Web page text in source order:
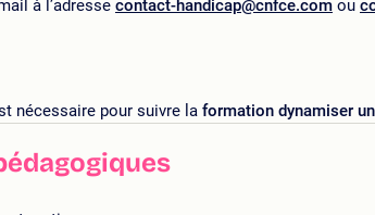
à l’adresse contact-handicap@cnfce.com ou
nécessaire pour suivre la formation dynamiser